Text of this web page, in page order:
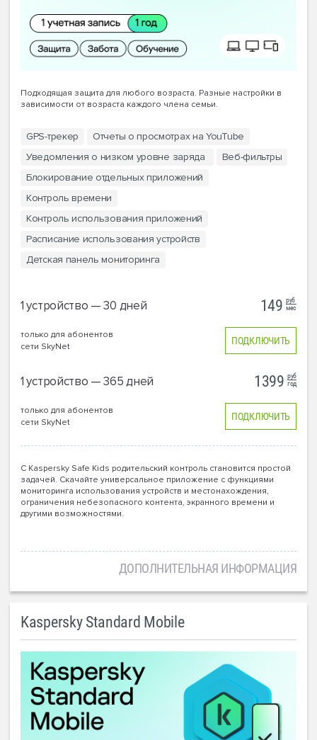
Подходящая защита для любого возраста. Разные настройки в
зависимости от возраста каждого члена семьи.
GPS-трекер
Отчеты о просмотрах на YouTube
Уведомления о низком уровне заряда
Веб-фильтры
Блокирование отдельных приложений
Контроль времени
Контроль использования приложений
Расписание использования устройств
Детская панель мониторинга
1 устройство — 30 дней 149 руб
мес
только для абонентов
сети SkyNet
ПОДКЛЮЧИТЬ
1 устройство — 365 дней 1399 руб
год
только для абонентов
сети SkyNet
ПОДКЛЮЧИТЬ
С Kaspersky Safe Kids родительский контроль становится простой
задачей. Скачайте универсальное приложение с функциями
мониторинга использования устройств и местонахождения,
ограничения небезопасного контента, экранного времени и
другими возможностями.
ДОПОЛНИТЕЛЬНАЯ ИНФОРМАЦИЯ
Kaspersky Standard Mobile